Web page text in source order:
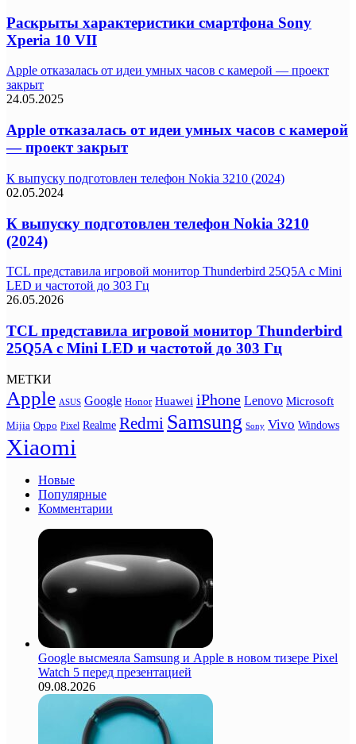
Раскрыты характеристики смартфона Sony
Xperia 10 VII
Apple отказалась от идеи умных часов с камерой — проект
закрыт
24.05.2025
Apple отказалась от идеи умных часов с камерой
— проект закрыт
К выпуску подготовлен телефон Nokia 3210 (2024)
02.05.2024
К выпуску подготовлен телефон Nokia 3210
(2024)
TCL представила игровой монитор Thunderbird 25Q5A с Mini
LED и частотой до 303 Гц
26.05.2026
TCL представила игровой монитор Thunderbird
25Q5A с Mini LED и частотой до 303 Гц
МЕТКИ
Apple ASUS Google Honor Huawei iPhone Lenovo Microsoft
Mijia Oppo Pixel Realme Redmi Samsung Sony Vivo Windows
Xiaomi
Новые
Популярные
Комментарии
Google высмеяла Samsung и Apple в новом тизере Pixel
Watch 5 перед презентацией
09.08.2026